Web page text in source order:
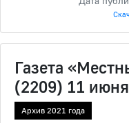
Газета
(2209) 11
Архив 2021 года